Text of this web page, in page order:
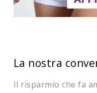
La nostra
Il risparmio che fa